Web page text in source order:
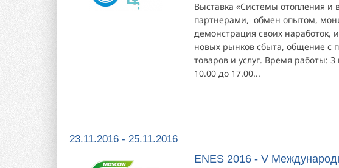
Выставка «Системы отопления и
партнерами, обмен опытом,
демонстрация своих наработок,
новых рынков сбыта, общение с
товаров и услуг. Время работы:
10.00 до 17.00...
23.11.2016 - 25.11.2016
ENES 2016 - V